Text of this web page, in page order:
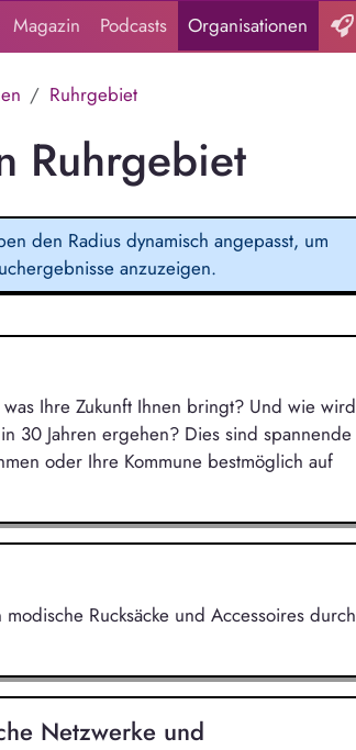
Magazin Podcasts Organisationen
Ruhrgebiet
Ruhrgebiet
den Radius dynamisch angepasst, um
anzuzeigen.
Ihre Zukunft Ihnen bringt? Und wie wird
30 Jahren ergehen? Dies sind spannende
oder Ihre Kommune bestmöglich auf
Rucksäcke und Accessoires durch
Netzwerke und